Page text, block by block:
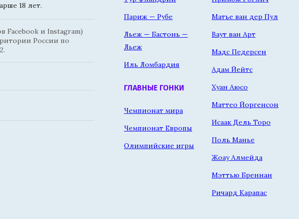
18 лет.
Facebook и Instagram)
России по
Париж — Рубе
Льеж — Бастонь —
Льеж
Иль Ломбардия
ГЛАВНЫЕ ГОНКИ
Чемпионат мира
Чемпионат Европы
Олимпийские игры
Матье ван дер Пул
Ваут ван Арт
Мадс Педерсен
Адам Йейтс
Хуан Аюсо
Маттео Йоргенсон
Исаак Дель Торо
Поль Манье
Жоау Алмейда
Мэттью Бреннан
Ричард Карапас